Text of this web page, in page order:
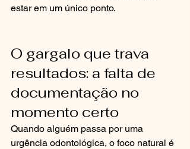
estar em um único ponto.
O gargalo que trava
resultados: a falta de
documentação no
momento certo
Quando alguém passa por uma
urgência odontológica, o foco natural é